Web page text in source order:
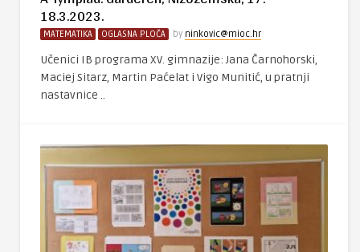
18.3.2023.
MATEMATIKA OGLASNA PLOČA by ninkovic@mioc.hr
Učenici IB programa XV. gimnazije: Jana Čarnohorski,
Maciej Sitarz, Martin Paćelat i Vigo Munitić, u pratnji
nastavnice ..